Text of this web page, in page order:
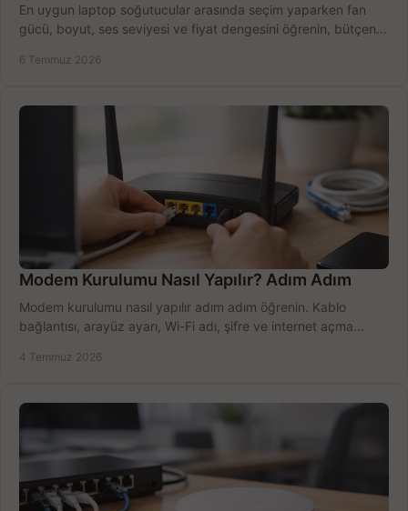
En uygun laptop soğutucular arasında seçim yaparken fan
gücü, boyut, ses seviyesi ve fiyat dengesini öğrenin, bütçenizi
6 Temmuz 2026
Modem Kurulumu Nasıl Yapılır? Adım Adım
Modem kurulumu nasıl yapılır adım adım öğrenin. Kablo
bağlantısı, arayüz ayarı, Wi-Fi adı, şifre ve internet açma
4 Temmuz 2026